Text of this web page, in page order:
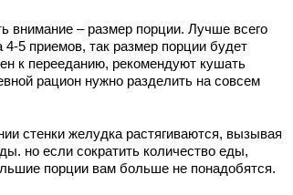
внимание – размер порции. Лучше всего
4-5 приемов, так размер порции будет
к перееданию, рекомендуют кушать
рацион нужно разделить на совсем
стенки желудка растягиваются, вызывая
но если сократить количество еды,
порции вам больше не понадобятся.